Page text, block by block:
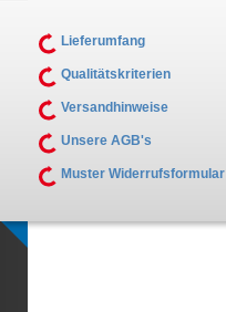
Lieferumfang
Qualitätskriterien
Versandhinweise
Unsere AGB's
Muster Widerrufsformular